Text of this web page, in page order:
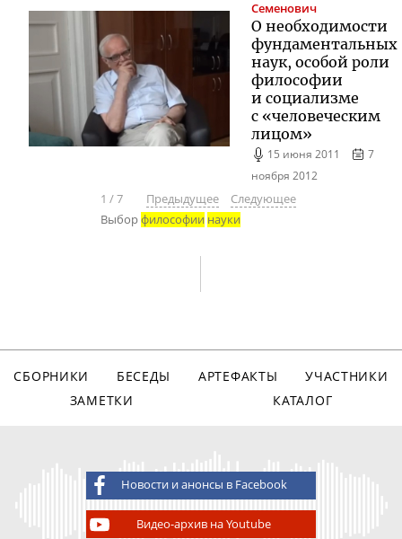
Семенович
О необходимости
фундаментальных
наук, особой роли
философии
и социализме
с «человеческим
лицом»
15 июня 2011
7
ноября 2012
1 /7 Предыдущее
Следующее
Выборфилософии науки
СБОРНИКИ БЕСЕДЫ АРТЕФАКТЫ
УЧАСТНИКИ
ЗАМЕТКИ
КАТАЛОГ
Новости и анонсы в Facebook
Видео-архив на Youtube